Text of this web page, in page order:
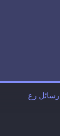
رسائل رع